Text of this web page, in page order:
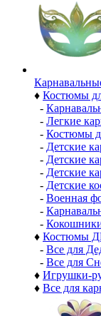
♦ Костюмы
-
- Легкие
- Костюмы
- Детские
- Детские
- Детские
- Детские
- Военная
-
-
♦ Костюмы
- Все для
- Все для
♦ Игрушки-
♦ Все для